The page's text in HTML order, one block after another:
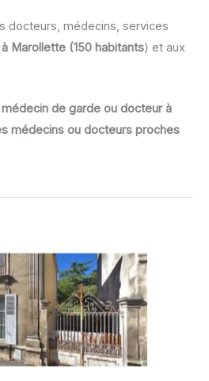
docteurs, médecins, services
Marollette (150 habitants) et aux
de garde ou docteur à
médecins ou docteurs proches